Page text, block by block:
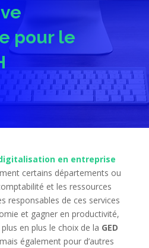
pour le
en entreprise
certains départements ou
et les ressources
responsables de ces services
et gagner en productivité,
en plus le choix de la GED
également pour d’autres